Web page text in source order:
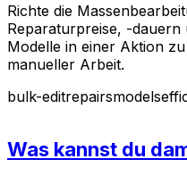
Richte die
Reparaturpreise, -
Modelle in einer Aktion
manueller Arbeit.
bulk-editrepairsmodels
Was kannst du